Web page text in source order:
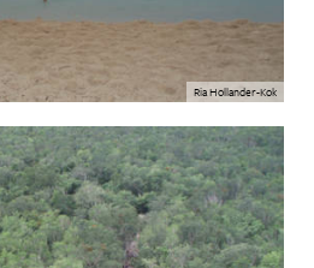
Ria Hollander-Kok